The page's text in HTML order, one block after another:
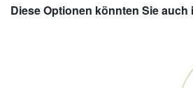
Diese Optionen könnten Sie auch